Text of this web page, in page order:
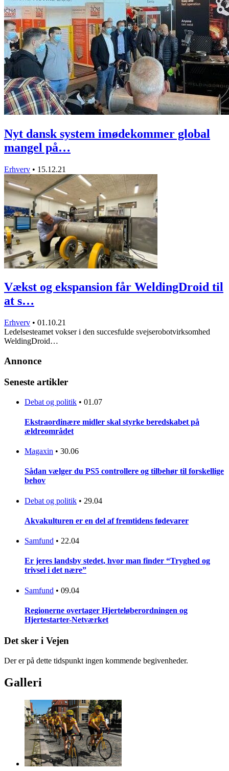
Nyt dansk system imødekommer global
mangel på…
Erhverv • 15.12.21
Vækst og ekspansion får WeldingDroid til
at s…
Erhverv • 01.10.21
Ledelsesteamet vokser i den succesfulde svejserobotvirksomhed
WeldingDroid…
Annonce
Seneste artikler
Debat og politik • 01.07
Ekstraordinære midler skal styrke beredskabet på
ældreområdet
Magaxin • 30.06
Sådan vælger du PS5 controllere og tilbehør til forskellige
behov
Debat og politik • 29.04
Akvakulturen er en del af fremtidens fødevarer
Samfund • 22.04
Er jeres landsby stedet, hvor man finder “Tryghed og
trivsel i det nære”
Samfund • 09.04
Regionerne overtager Hjerteløberordningen og
Hjertestarter-Netværket
Det sker i Vejen
Der er på dette tidspunkt ingen kommende begivenheder.
Galleri